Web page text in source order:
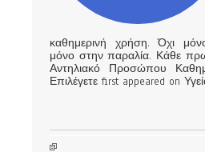
καθημερινή χρήση. Όχι
μόνο στην παραλία. Κάθε
Αντηλιακό Προσώπου
Επιλέγετε first appeared on